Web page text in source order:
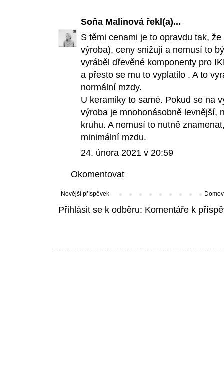
Soňa Malinová řekl(a)...
S těmi cenami je to opravdu tak,
výroba), ceny snižují a nemusí to
vyráběl dřevěné komponenty pro
a přesto se mu to vyplatilo . A to
normální mzdy.
U keramiky to samé. Pokud se na
výroba je mnohonásobně levnější,
kruhu. A nemusí to nutně
minimální mzdu.
24. února 2021 v 20:59
Okomentovat
Novější příspěvek
Přihlásit se k odběru: Komentáře k